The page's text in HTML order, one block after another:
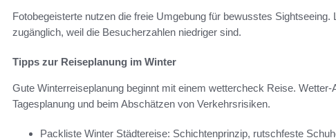
Fotobegeisterte nutzen die freie Umgebung für bewusstes
zugänglich, weil die Besucherzahlen niedriger sind.
Tipps zur Reiseplanung im Winter
Gute Winterreiseplanung beginnt mit einem wettercheck Reise.
Tagesplanung und beim Abschätzen von Verkehrsrisiken.
Packliste Winter Städtereise: Schichtenprinzip, rutschfeste